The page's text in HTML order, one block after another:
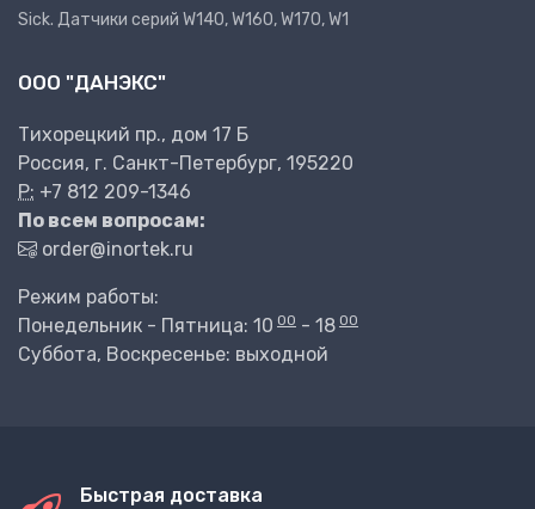
Sick. Датчики серий W140, W160, W170, W1
ООО "ДАНЭКС"
Тихорецкий пр., дом 17 Б
Россия, г. Санкт-Петербург, 195220
P: +7 812 209-1346
По всем вопросам:
order@inortek.ru
Режим работы:
Понедельник - Пятница: 10 00 - 18 00
Суббота, Воскресенье: выходной
Быстрая доставка